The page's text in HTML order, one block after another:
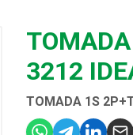
3212
TOMADA 1S